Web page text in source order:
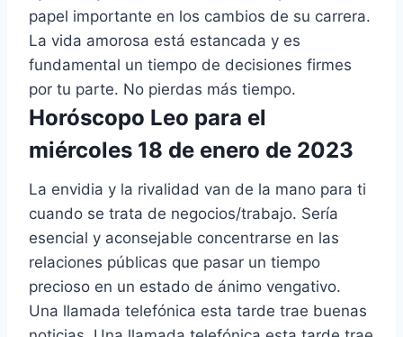
papel importante en los cambios de su carrera.
La vida amorosa está estancada y es
fundamental un tiempo de decisiones firmes
por tu parte. No pierdas más tiempo.
Horóscopo Leo para el
miércoles 18 de enero de 2023
La envidia y la rivalidad van de la mano para ti
cuando se trata de negocios/trabajo. Sería
esencial y aconsejable concentrarse en las
relaciones públicas que pasar un tiempo
precioso en un estado de ánimo vengativo.
Una llamada telefónica esta tarde trae buenas